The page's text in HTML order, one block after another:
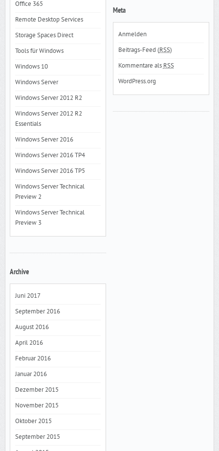
Office 365
Remote Desktop Services
Storage Spaces Direct
Tools für Windows
Windows 10
Windows Server
Windows Server 2012 R2
Windows Server 2012 R2
Essentials
Windows Server 2016
Windows Server 2016 TP4
Windows Server 2016 TP5
Windows Server Technical
Preview 2
Windows Server Technical
Preview 3
Archive
Juni 2017
September 2016
August 2016
April 2016
Februar 2016
Januar 2016
Dezember 2015
November 2015
Oktober 2015
September 2015
Meta
Anmelden
Beitrags-Feed (RSS)
Kommentare alsRSS
WordPress.org